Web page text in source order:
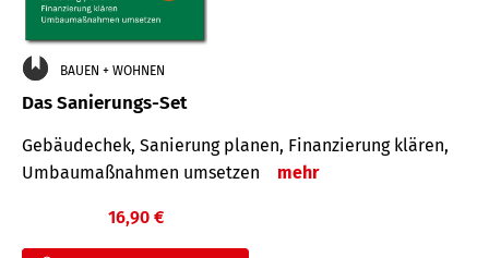
BAUEN + WOHNEN
Das Sanierungs-Set
Gebäudechek, Sanierung planen, Finanzierung klären,
Umbaumaßnahmen umsetzen
mehr
16,90 €